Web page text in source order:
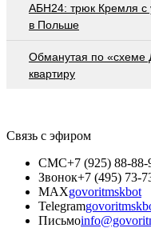
АБН24: трюк Кремля с
в Польше
Обманутая по «схеме
квартиру
Связь с эфиром
СМС+7 (925) 88-88-
Звонок+7 (495) 73-
MAXgovoritmskbot
Telegram
Письмо